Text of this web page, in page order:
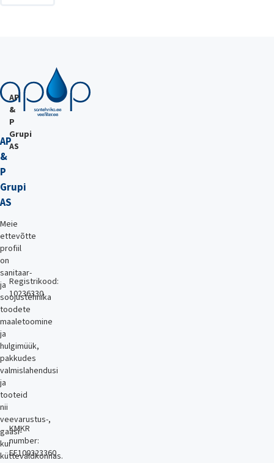
AP
&
P
Grupi
AS
Meie
ettevõtte
profiil
on
sanitaar-
ja
soojustehnika
toodete
maaletoomine
ja
hulgimüük,
pakkudes
valmislahendusi
ja
tooteid
nii
veevarustus-,
gaasi-
kui
küttevaldkonnas.
AP
&
P
Grupi
AS
Registrikood:
10236330
KMKR
number:
EE100323360